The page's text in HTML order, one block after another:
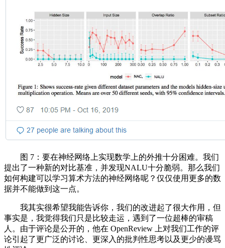
图 7：要在神经网络上实现数学上的外推十分困难。我们
提出了一种新的对比基准，并发现NALU十分脆弱。那么我们
如何构建可以学习算术方法的神经网络呢？仅仅使用更多的数
据并不能做到这一点。
我其实很希望我能告诉你，我们的改进起了很大作用，但
事实是，我觉得我们只是比较走运，遇到了一位超棒的审稿
人。由于评论是公开的，他在 OpenReview 上对我们工作的评
论引起了更广泛的讨论、更深入的批判性思考以及更少的谩骂